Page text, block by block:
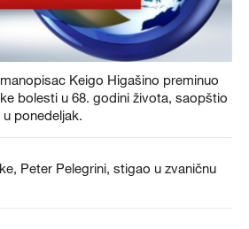
Keigo Higašino preminuo
bolesti u 68. godini života, saopštio
ponedeljak.
Peter Pelegrini, stigao u zvaničnu